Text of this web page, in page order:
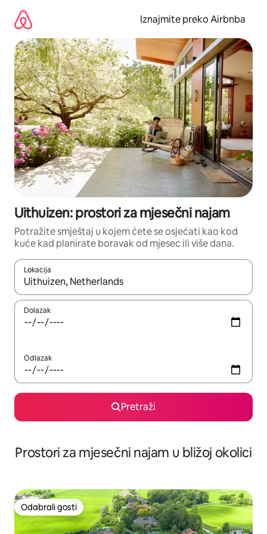
sadržaj
Iznajmite preko Airbnba
Uithuizen: prostori za mjesečni najam
Potražite smještaj u kojem ćete se osjećati kao kod
kuće kad planirate boravak od mjesec ili više dana.
Lokacija
Kada budu dostupni rezultati, moći ćete ih pregledati
Dolazak
Odlazak
Pretraži
Prostori za mjesečni najam u bližoj okolici
Odabrali gosti
Odabrali gosti